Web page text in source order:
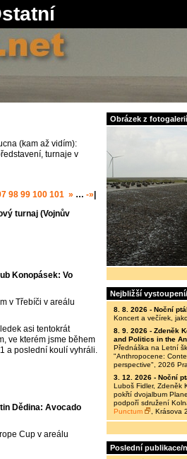
(kam až vidím):
turnaje v
98 99 100 101 » … -»|
turnaj (Vojnův
Konopásek: Vo
v Třebíči v areálu
asi tentokrát
ve kterém jsme během
a poslední koulí vyhráli.
Dědina: Avocado
Cup v areálu
Obrázek z fotogalerií
Nejbližší
8. 8. 2026 - Noční
Koncert a večírek,
8. 9. 2026 - Zdeněk
and Politics in the
Přednáška na Letní
"Anthropocene:
perspective", 2026
3. 12. 2026 - Noční
Luboš Fidler, Zdeněk
pokřtí dvojalbum
podpoří sdružení
Punctum
, Krásova
Poslední publikace/